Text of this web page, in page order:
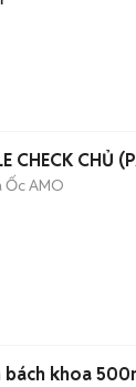
Ốc AMO
bách khoa